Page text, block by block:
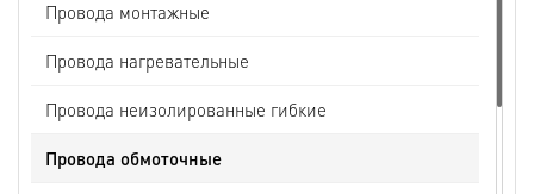
Провода монтажные
Провода нагревательные
Провода неизолированные гибкие
Провода обмоточные